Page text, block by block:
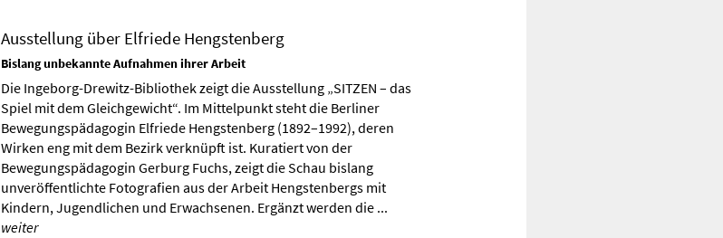
Ausstellung über Elfriede Hengstenberg
Bislang unbekannte Aufnahmen ihrer Arbeit
Die Ingeborg-Drewitz-Bibliothek zeigt die Ausstellung „SITZEN – das
Spiel mit dem Gleichgewicht“. Im Mittelpunkt steht die Berliner
Bewegungspädagogin Elfriede Hengstenberg (1892–1992), deren
Wirken eng mit dem Bezirk verknüpft ist. Kuratiert von der
Bewegungspädagogin Gerburg Fuchs, zeigt die Schau bislang
unveröffentlichte Fotografien aus der Arbeit Hengstenbergs mit
Kindern, Jugendlichen und Erwachsenen. Ergänzt werden die ...
weiter